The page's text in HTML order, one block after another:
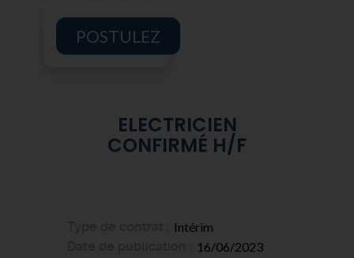
POSTULEZ
ELECTRICIEN
CONFIRMÉ H/F
Intérim
16/06/2023